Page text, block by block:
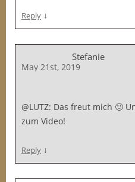
Reply ↓
Stefanie
May 21st, 2019
@LUTZ: Das freut mich 🙂
zum Video!
Reply ↓